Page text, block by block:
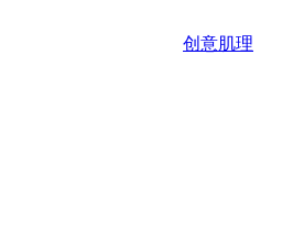
创意肌理